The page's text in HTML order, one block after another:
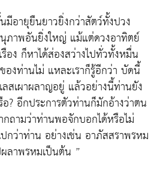
อายุยืนยาวยิ่งกว่าสัตว์ทั้งปวง
ภาพอันยิ่งใหญ่ แม้แต่ดวงอาทิตย์
อง ก็หาได้ส่องสว่างไปทั่วทั้งหมื่น
องท่านไม่ แหละเราก็รู้อีกว่า บัดนี้
สเผาผลาญอยู่ แล้วอย่างนี้ท่านยัง
? อีกประการตัวท่านก็มักอ้างว่าตน
ถามว่าท่านพอจักบอกได้หรือไม่
ว่าท่าน อย่างเช่น อาภัสสราพรหม
ลาพรหมเป็นต้น ”